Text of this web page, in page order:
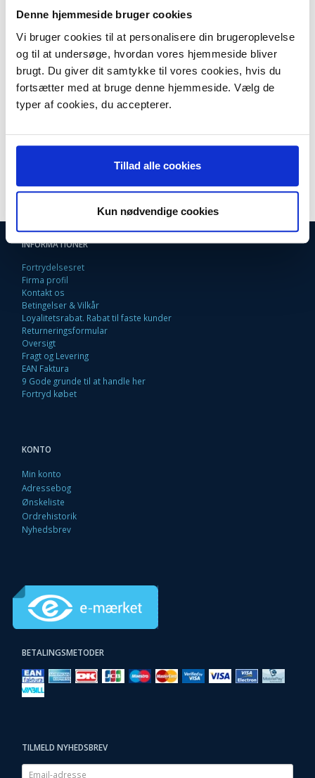
Denne hjemmeside bruger cookies
Vi bruger cookies til at personalisere din brugeroplevelse
og til at undersøge, hvordan vores hjemmeside bliver
brugt. Du giver dit samtykke til vores cookies, hvis du
fortsætter med at bruge denne hjemmeside. Vælg de
typer af cookies, du accepterer.
Tillad alle cookies
Kun nødvendige cookies
Numatic støvsugerslange.
32 mm. 2,5 meter
Model/varenr.: 119917
199,95 DKK m/Moms
Plus leveringsomkostninger.
pakkeshop ved køb over 599,-
LÆG I KURV
Tilbehørskit. Ø32 mm. 2,5
meter lang slange.
Model/varenr.: G621982
pakkeshop ved køb over 599,-
LÆG I KURV
INFORMATIONER
Fortrydelsesret
Firma profil
Kontakt os
Betingelser & Vilkår
Loyalitetsrabat. Rabat til faste kunder
Returneringsformular
Oversigt
Fragt og Levering
EAN Faktura
9 Gode grunde til at handle her
Fortryd købet
KONTO
Min konto
Adressebog
Ønskeliste
Ordrehistorik
Nyhedsbrev
BETALINGSMETODER
TILMELD NYHEDSBREV
Email-